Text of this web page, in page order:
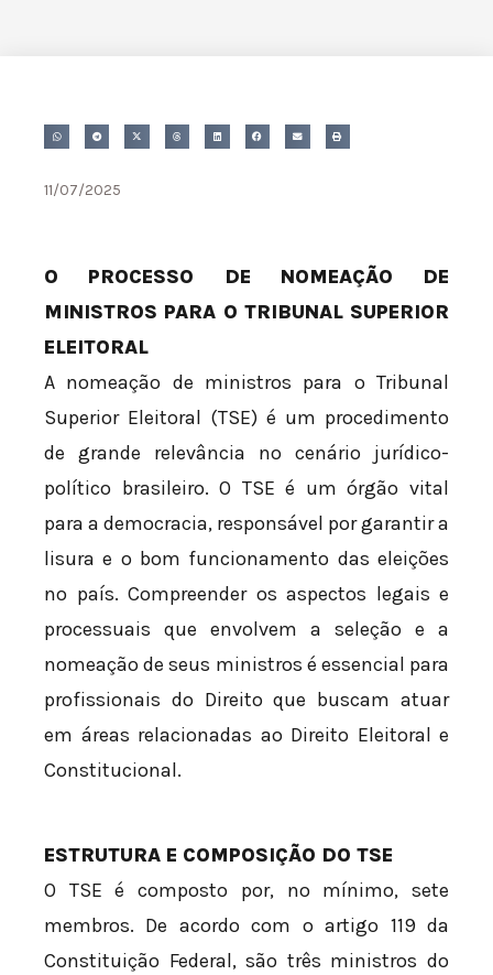
11/07/2025
O PROCESSO DE NOMEAÇÃO DE
MINISTROS PARA O TRIBUNAL SUPERIOR
ELEITORAL
A nomeação de ministros para o Tribunal
Superior Eleitoral (TSE) é um procedimento
de grande relevância no cenário jurídico-
político brasileiro. O TSE é um órgão vital
para a democracia, responsável por garantir a
lisura e o bom funcionamento das eleições
no país. Compreender os aspectos legais e
processuais que envolvem a seleção e a
nomeação de seus ministros é essencial para
profissionais do Direito que buscam atuar
em áreas relacionadas ao Direito Eleitoral e
Constitucional.
ESTRUTURA E COMPOSIÇÃO DO TSE
O TSE é composto por, no mínimo, sete
membros. De acordo com o artigo 119 da
Constituição Federal, são três ministros do